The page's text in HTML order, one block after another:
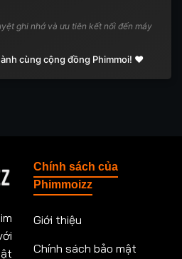
ghi nhớ và ưu tiên kết nối đến máy
cùng cộng đồng Phimmoi! ❤️
Chính sách của
Phimmoizz
Giới thiệu
Chính sách bảo mật